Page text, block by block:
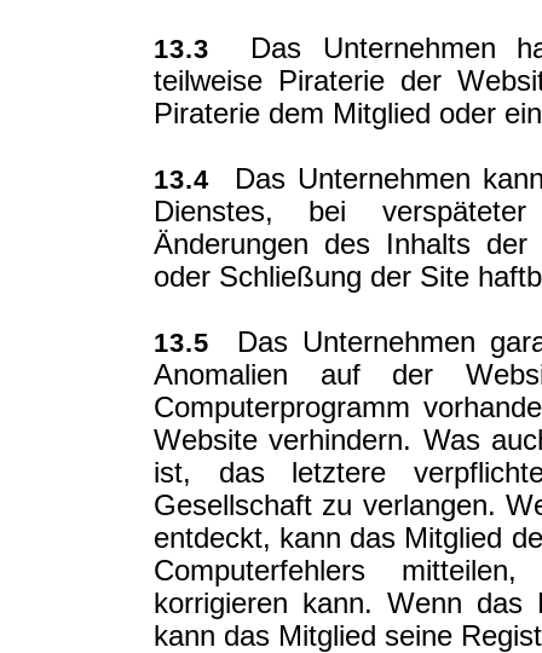
13.3 Das Unternehmen
teilweise Piraterie der
Piraterie dem Mitglied oder
13.4 Das Unternehmen
Dienstes, bei
Änderungen des Inhalts
oder Schließung der Site
13.5 Das Unternehmen
Anomalien auf der
Computerprogramm
Website verhindern. Was
ist, das letztere
Gesellschaft zu verlangen.
entdeckt, kann das Mitglied
Computerfehlers
korrigieren kann. Wenn
kann das Mitglied seine